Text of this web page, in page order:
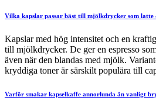
Vilka kapslar passar bäst till mjölkdrycker som latte
Kapslar med hög intensitet och en
till mjölkdrycker. De ger en espresso
även när den blandas med mjölk.
kryddiga toner är särskilt populära till
Varför smakar kapselkaffe annorlunda än vanligt